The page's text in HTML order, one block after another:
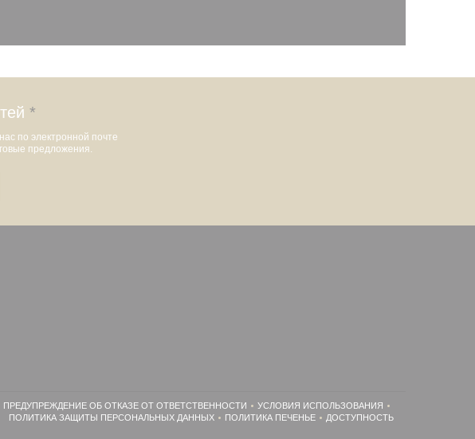
*
по электронной почте
предложения.
окне))
ПРЕДУПРЕЖДЕНИЕ ОБ ОТКАЗЕ ОТ ОТВЕТСТВЕННОСТИ
((ОТКРЫВАЕТСЯ В НОВОМ ОКНЕ))УСЛОВИЯ ИСПОЛЬЗОВАНИЯ((ОТКРЫВАЕТСЯ В НОВОМ ОКНЕ))
ПОЛИТИКА ЗАЩИТЫ ПЕРСОНАЛЬНЫХ ДАННЫХ
((ОТКРЫВАЕТСЯ В НОВОМ ОКНЕ))ПОЛИТИКА ПЕЧЕНЬЕ((ОТКРЫВАЕТСЯ В НОВОМ ОКНЕ))
ДОСТУПНОСТЬ((ОТКРЫВАЕТСЯ В